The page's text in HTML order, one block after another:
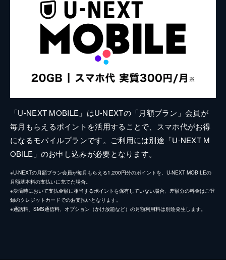
「U-NEXT MOBILE」はU-NEXTの「月額プラン」会員が
毎月もらえるポイントを活用することで、スマホ代がお得
になるモバイルプランです。ご利用には別途「U-NEXT M
OBILE」のお申し込みが必要となります。
※U-NEXTの月額プラン会員が毎月もらえる1,200円分のポイントを、U-NEXT MOBILEの
月額基本料の支払いに充てた場合。
※決済時において支払金額に相当するポイントを保有していない場合、差額分の料金はご登
録のクレジットカードでのお支払いとなります。
※通話料、SMS通信料、オプション（かけ放題など）の月額利用料は別途発生します。